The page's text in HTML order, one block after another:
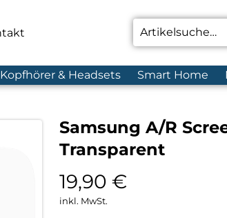
Kopfhörer & Headsets Smart Home
Samsung A/R
Transparent
19,90 €
inkl. MwSt.